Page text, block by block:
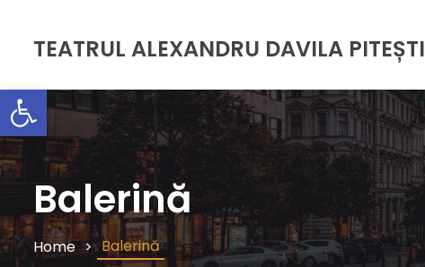
Deschide bara de unelte
TEATRUL ALEXANDRU DAVILA PITEȘTI
Balerină
Home Balerină